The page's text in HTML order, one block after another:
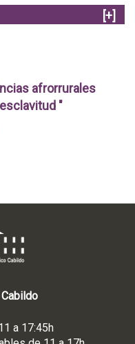
[+]
afrorrurales
"
Cabildo
a 17:45h